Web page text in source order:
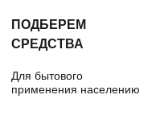
Для бытового
применения населению
ПОДБЕРЕМ
СРЕДСТВА